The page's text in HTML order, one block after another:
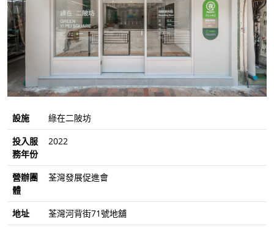
設施
綠在二陂坊
投入服
務年份
2022
營辦團
體
荃灣發展促進會
地址
荃灣河背街71號地舖